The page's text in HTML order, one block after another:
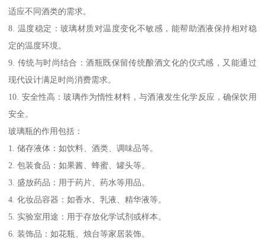
适应不同酒类的需求。
8. 温度稳定：玻璃材质对温度变化不敏感，能帮助酒液保持相对稳
定的温度环境。
9. 传统与时尚结合：酒瓶既保留传统酿酒文化的仪式感，又能通过
现代设计满足时尚消费需求。
10. 安全性高：玻璃作为惰性材料，与酒液发生化学反应，确保饮用
安全。
玻璃瓶的作用包括：
1. 储存液体：如饮料、酒类、调味品等。
2. 包装食品：如果酱、蜂蜜、罐头等。
3. 盛放药品：用于药片、药水等用品。
4. 化妆品容器：如香水、乳液、精华液等。
5. 实验室用途：用于存放化学试剂或样本。
6. 装饰品：如花瓶、烛台等家居装饰。